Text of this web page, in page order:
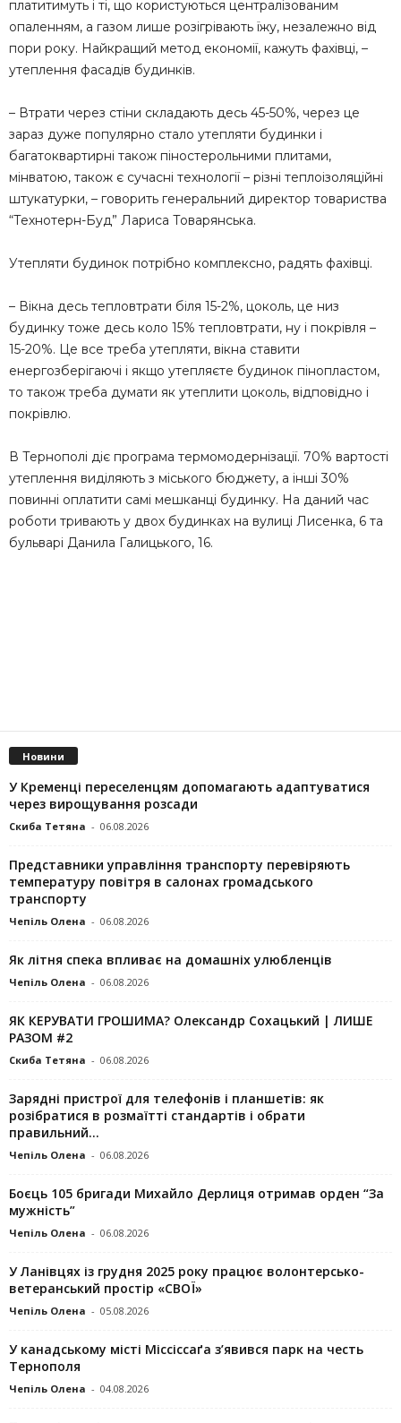
платитимуть і ті, що користуються централізованим
опаленням, а газом лише розігрівають їжу, незалежно від
пори року. Найкращий метод економії, кажуть фахівці, –
утеплення фасадів будинків.
– Втрати через стіни складають десь 45-50%, через це
зараз дуже популярно стало утепляти будинки і
багатоквартирні також піностерольними плитами,
мінватою, також є сучасні технології – різні теплоізоляційні
штукатурки, – говорить генеральний директор товариства
“Технотерн-Буд” Лариса Товарянська.
Утепляти будинок потрібно комплексно, радять фахівці.
– Вікна десь тепловтрати біля 15-2%, цоколь, це низ
будинку тоже десь коло 15% тепловтрати, ну і покрівля –
15-20%. Це все треба утепляти, вікна ставити
енергозберігаючі і якщо утепляєте будинок пінопластом,
то також треба думати як утеплити цоколь, відповідно і
покрівлю.
В Тернополі діє програма термомодернізації. 70% вартості
утеплення виділяють з міського бюджету, а інші 30%
повинні оплатити самі мешканці будинку. На даний час
роботи тривають у двох будинках на вулиці Лисенка, 6 та
бульварі Данила Галицького, 16.
Новини
У Кременці переселенцям допомагають адаптуватися
через вирощування розсади
Скиба Тетяна - 06.08.2026
Представники управління транспорту перевіряють
температуру повітря в салонах громадського
транспорту
Чепіль Олена - 06.08.2026
Як літня спека впливає на домашніх улюбленців
Чепіль Олена - 06.08.2026
ЯК КЕРУВАТИ ГРОШИМА? Олександр Сохацький | ЛИШЕ
РАЗОМ #2
Скиба Тетяна - 06.08.2026
Зарядні пристрої для телефонів і планшетів: як
розібратися в розмаїтті стандартів і обрати
правильний...
Чепіль Олена - 06.08.2026
Боєць 105 бригади Михайло Дерлиця отримав орден “За
мужність”
Чепіль Олена - 06.08.2026
У Ланівцях із грудня 2025 року працює волонтерсько-
ветеранський простір «СВОЇ»
Чепіль Олена - 05.08.2026
У канадському місті Міссіссаґа з’явився парк на честь
Тернополя
Чепіль Олена - 04.08.2026